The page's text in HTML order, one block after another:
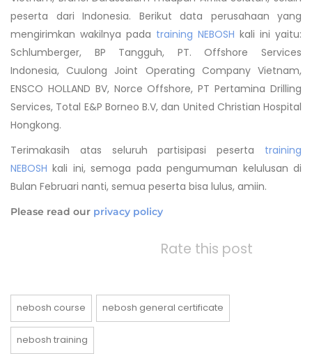
peserta dari Indonesia. Berikut data perusahaan yang
mengirimkan wakilnya pada training NEBOSH kali ini yaitu:
Schlumberger, BP Tangguh, PT. Offshore Services
Indonesia, Cuulong Joint Operating Company Vietnam,
ENSCO HOLLAND BV, Norce Offshore, PT Pertamina Drilling
Services, Total E&P Borneo B.V, dan United Christian Hospital
Hongkong.
Terimakasih atas seluruh partisipasi peserta training
NEBOSH kali ini, semoga pada pengumuman kelulusan di
Bulan Februari nanti, semua peserta bisa lulus, amiin.
Please read our privacy policy
Rate this post
nebosh course nebosh general certificate
nebosh training